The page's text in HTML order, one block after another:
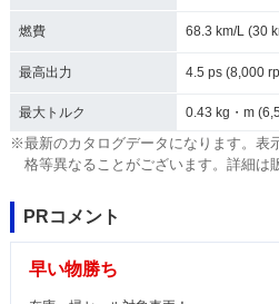
燃費 68.3 km/L (30
最高出力 4.5 ps (8,000
最大トルク 0.43 kg・m
※最新のカタログデータになります。表
格等異なることがございます。詳細は
PRコメント
早い物勝ち